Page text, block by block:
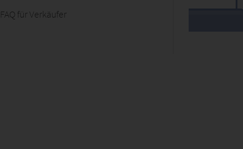
FAQ für Verkäufer